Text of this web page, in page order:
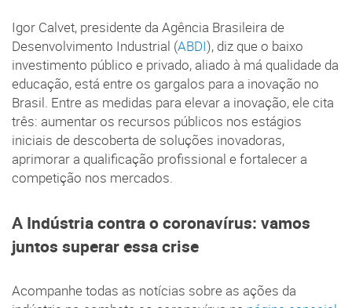
Igor Calvet, presidente da Agência Brasileira de
Desenvolvimento Industrial (ABDI), diz que o baixo
investimento público e privado, aliado à má qualidade da
educação, está entre os gargalos para a inovação no
Brasil. Entre as medidas para elevar a inovação, ele cita
três: aumentar os recursos públicos nos estágios
iniciais de descoberta de soluções inovadoras,
aprimorar a qualificação profissional e fortalecer a
competição nos mercados.
A Indústria contra o coronavírus: vamos
juntos superar essa crise
Acompanhe todas as notícias sobre as ações da